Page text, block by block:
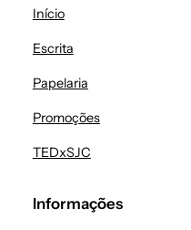
Início
Escrita
Papelaria
Promoções
TEDxSJC
Informações